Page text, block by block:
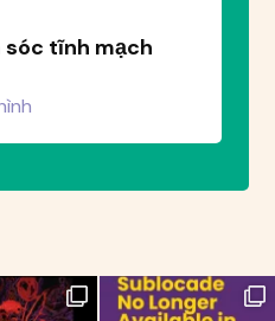
tĩnh mạch